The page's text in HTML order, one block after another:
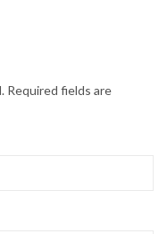
Required fields are